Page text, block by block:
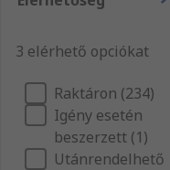
Vásárlóink
találni a
azok
termékektől
további
3 elérhető opciókat
Raktáron (234)
Igény esetén
beszerzett (1)
Utánrendelhető